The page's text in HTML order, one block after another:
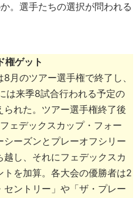
。選手たちの選択が問われる
権ゲット
月のツアー選手権で終了し、
は来季8試合行われる予定の
れた。ツアー選手権終了後
ェデックスカップ・フォー
ーズンとプレーオフシリー
し、それにフェデックスカ
を加算。各大会の優勝者は2
ントリー」や「ザ・プレー